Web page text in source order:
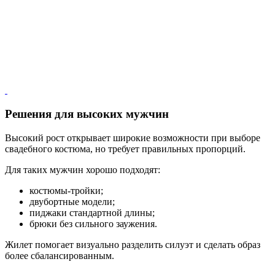
Решения для высоких мужчин
Высокий рост открывает широкие возможности при выборе
свадебного костюма, но требует правильных пропорций.
Для таких мужчин хорошо подходят:
костюмы-тройки;
двубортные модели;
пиджаки стандартной длины;
брюки без сильного заужения.
Жилет помогает визуально разделить силуэт и сделать образ
более сбалансированным.